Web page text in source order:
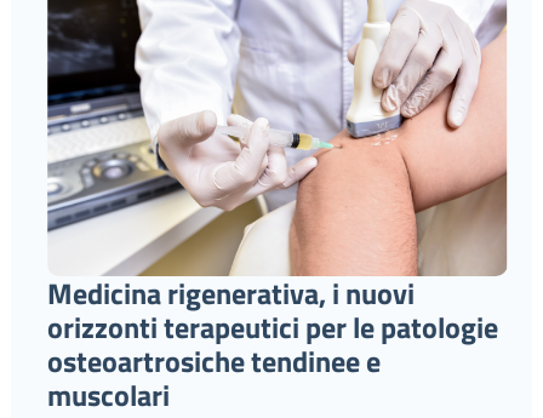
Medicina rigenerativa, i nuovi
orizzonti terapeutici per le patologie
osteoartrosiche tendinee e
muscolari